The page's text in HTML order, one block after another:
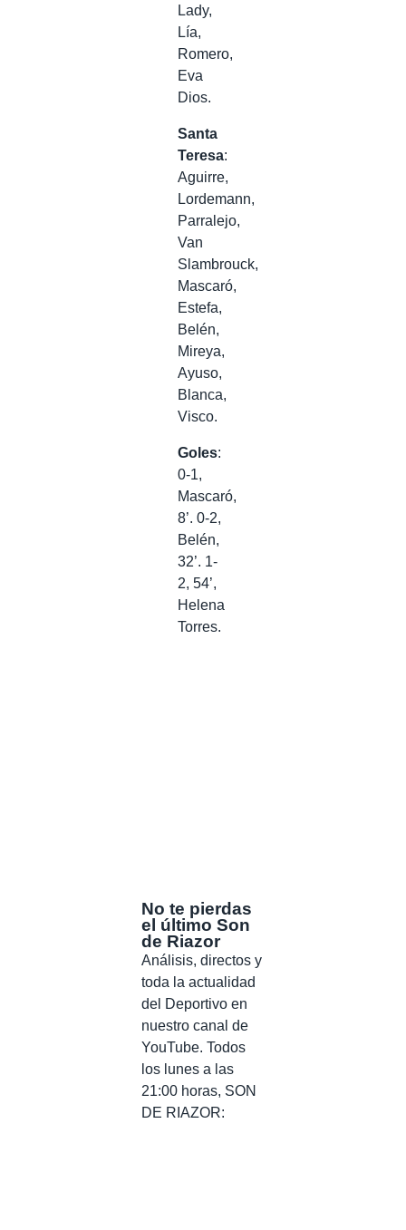
Lady,
Lía,
Romero,
Eva
Dios.
Santa
Teresa:
Aguirre,
Lordemann,
Parralejo,
Van
Slambrouck,
Mascaró,
Estefa,
Belén,
Mireya,
Ayuso,
Blanca,
Visco.
Goles:
0-1,
Mascaró,
8’. 0-2,
Belén,
32’. 1-
2, 54’,
Helena
Torres.
No te pierdas
el último Son
de Riazor
Análisis, directos y
toda la actualidad
del Deportivo en
nuestro canal de
YouTube. Todos
los lunes a las
21:00 horas, SON
DE RIAZOR: